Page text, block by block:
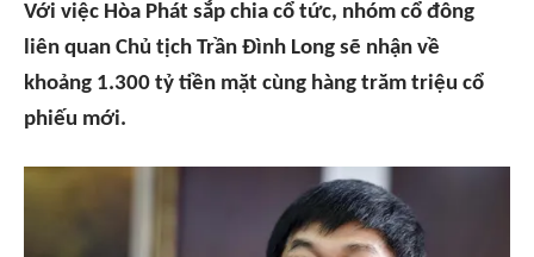
Với việc Hòa Phát sắp chia cổ tức, nhóm cổ đông
liên quan Chủ tịch Trần Đình Long sẽ nhận về
khoảng 1.300 tỷ tiền mặt cùng hàng trăm triệu cổ
phiếu mới.